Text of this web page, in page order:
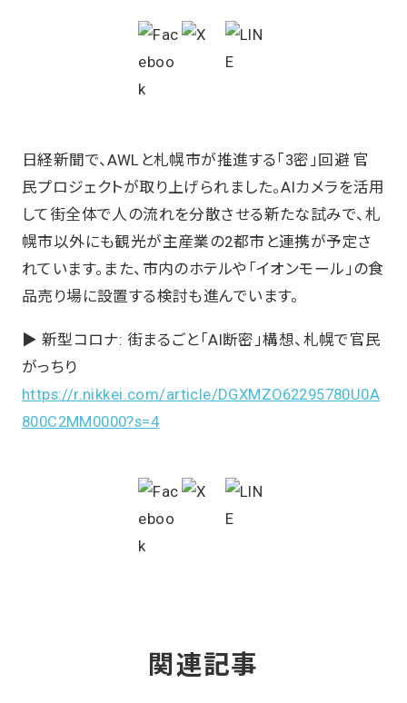
日経新聞で、AWLと札幌市が推進する「3密」回避 官
民プロジェクトが取り上げられました。AIカメラを活用
して街全体で⼈の流れを分散させる新たな試みで、札
幌市以外にも観光が主産業の2都市と連携が予定さ
れています。また、市内のホテルや「イオンモール」の⾷
品売り場に設置する検討も進んでいます。
▶️ 新型コロナ: 街まるごと「AI断密」構想、札幌で官民
がっちり
https://r.nikkei.com/article/DGXMZO62295780U0A
800C2MM0000?s=4
関連記事